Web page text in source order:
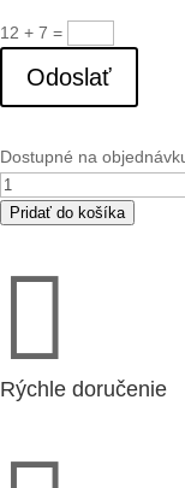
12 + 7 =
Odoslať
Dostupné na
množstvo
BFTA
filt.
(203887)
Pridať do košíka

Rýchle doručenie